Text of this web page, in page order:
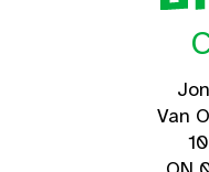
Van